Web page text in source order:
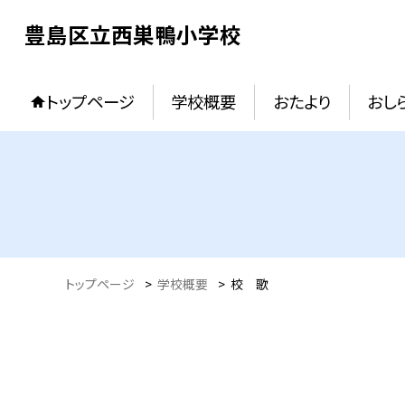
豊島区立西巣鴨小学校
トップページ 学校概要 おたより おし
トップページ > 学校概要 > 校 歌